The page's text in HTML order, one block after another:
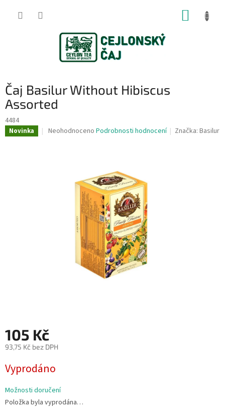
Čaj Basilur Without Hibiscus
Assorted
4484
Novinka
Průměrné
Neohodnoceno Podrobnosti hodnocení Značka:Basilur
105 Kč
93,75 Kč bez DPH
cena:
Vyprodáno
Možnosti doručení
Položka byla vyprodána…